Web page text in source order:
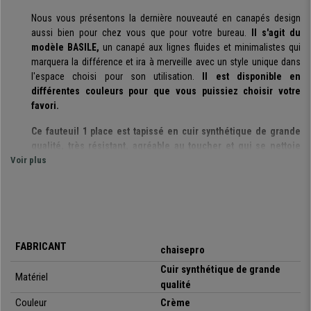
Nous vous présentons la dernière nouveauté en canapés design
aussi bien pour chez vous que pour votre bureau.
Il s'agit du
modèle BASILE, un canapé aux lignes fluides et minimalistes qui
marquera la différence et ira à merveille avec un style unique dans
l'espace choisi pour son utilisation.
Il est disponible en
différentes couleurs pour que vous puissiez choisir votre
favori.
Ce fauteuil 1 place est tapissé en cuir synthétique de grande
qualité, très résistant, agréable au toucher et qui se nettoie
très facilement.
détails, nous retrouvons un style et une qualité inégalable.
Ce modèle BASILE est le modèle idéal aussi pour votre salon
chez vous que pour votre bureau, une réception, bars, etc.
apporte une touche distinguée et élégante qui en surprendra plus
Voir plus
FABRICANT chaisepro
Matériel
Cuir synthétique de grande
qualité
Couleur
Crème